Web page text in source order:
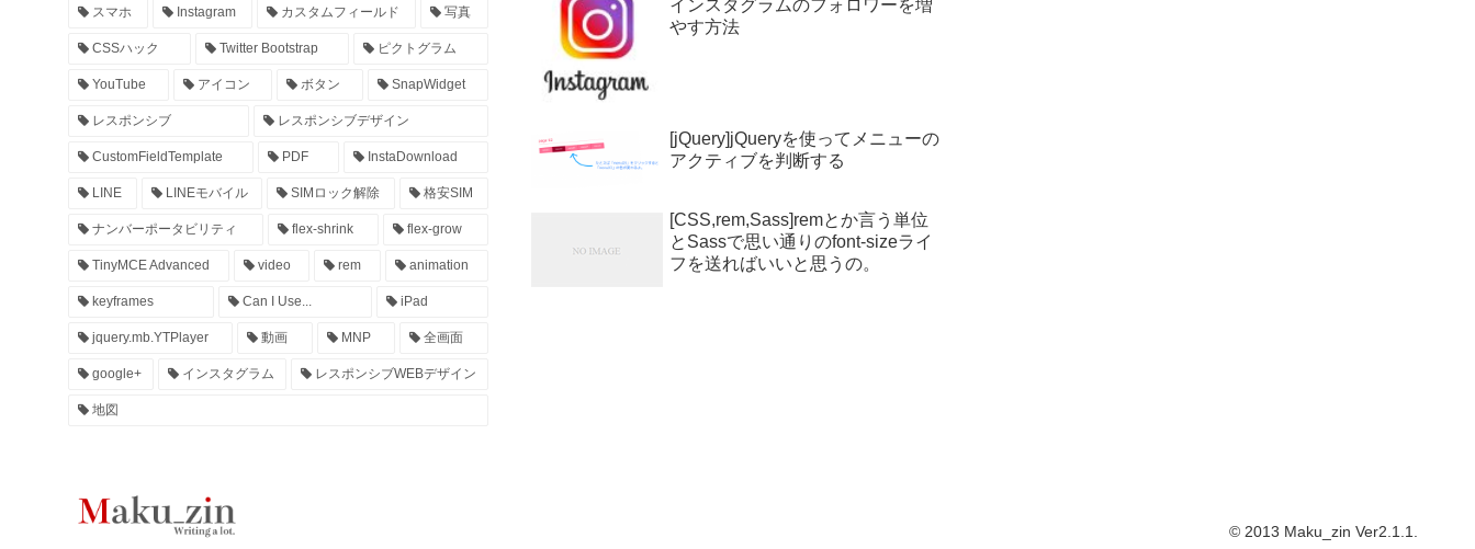
スマホ Instagram カスタムフィールド 写真
CSSハック Twitter Bootstrap ピクトグラム
YouTube アイコン ボタン SnapWidget
レスポンシブ レスポンシブデザイン
CustomFieldTemplate PDF InstaDownload
LINE LINEモバイル SIMロック解除 格安SIM
ナンバーポータビリティ flex-shrink flex-grow
TinyMCE Advanced video rem animation
keyframes Can I Use... iPad
jquery.mb.YTPlayer 動画 MNP 全画面
google+ インスタグラム レスポンシブWEBデザイン
地図
インスタグラムのフォロワーを増
やす方法
[jQuery]jQueryを使ってメニューの
アクティブを判断する
[CSS,rem,Sass]remとか言う単位
とSassで思い通りのfont-sizeライ
フを送ればいいと思うの。
© 2013 Maku_zin Ver2.1.1.